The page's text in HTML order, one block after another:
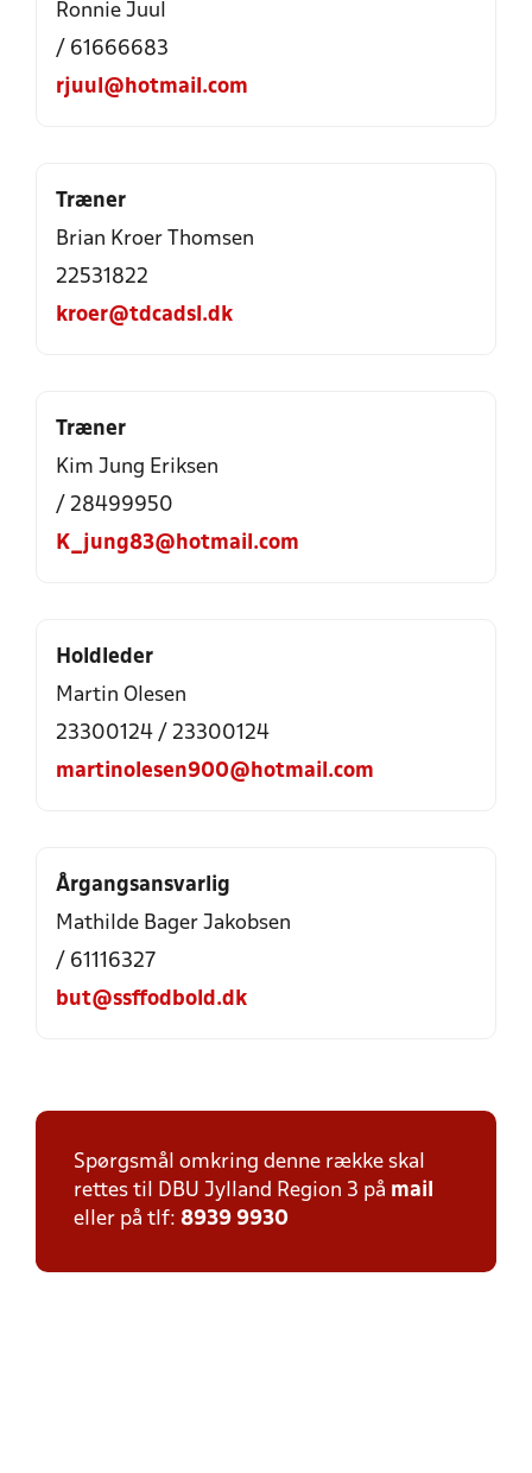
Ronnie Juul
/ 61666683
rjuul@hotmail.com
Træner
Brian Kroer Thomsen
22531822
kroer@tdcadsl.dk
Træner
Kim Jung Eriksen
/ 28499950
K_jung83@hotmail.com
Holdleder
Martin Olesen
23300124 / 23300124
martinolesen900@hotmail.com
Årgangsansvarlig
Mathilde Bager Jakobsen
/ 61116327
but@ssffodbold.dk
Spørgsmål omkring denne række skal
rettes til DBU Jylland Region 3 på mail
eller på tlf: 8939 9930